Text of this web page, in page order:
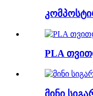
PLA
მინი